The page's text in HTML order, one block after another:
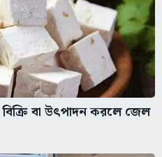
বিক্রি বা উৎপাদন করলে জেল